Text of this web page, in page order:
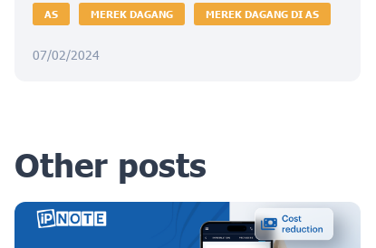
AS MEREK DAGANG MEREK DAGANG DI AS
07/02/2024
Other posts